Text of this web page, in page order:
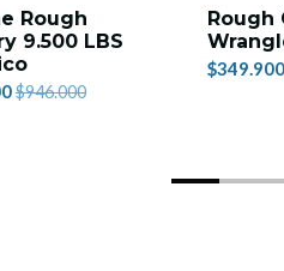
Rough
9.500 LBS
$946.000
Rough
$349.900